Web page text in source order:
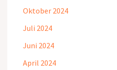
Oktober 2024
Juli 2024
Juni 2024
April 2024